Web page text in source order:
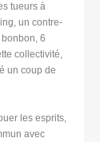
tueurs à
un contre-
6
collectivité,
un coup de
les esprits,
avec